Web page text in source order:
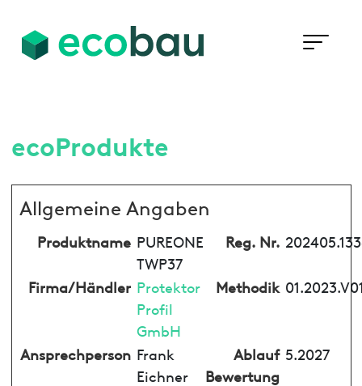
ecoProdukte
Allgemeine Angaben
Produktname PUREONE
TWP37
Reg. Nr.
Firma/Händler Protektor
Profil
GmbH
Methodik
Ansprechperson Frank
Eichner
Ablauf
Bewertung
5.2027